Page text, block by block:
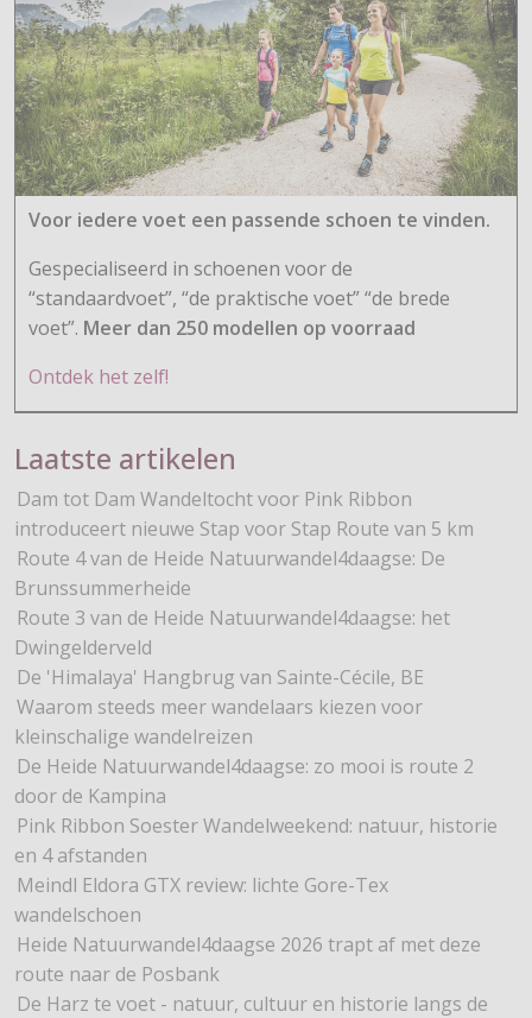
Voor iedere voet een passende schoen te vinden.
Gespecialiseerd in schoenen voor de
“standaardvoet”, “de praktische voet” “de brede
voet”. Meer dan 250 modellen op voorraad
Ontdek het zelf!
Laatste artikelen
Dam tot Dam Wandeltocht voor Pink Ribbon
introduceert nieuwe Stap voor Stap Route van 5 km
Route 4 van de Heide Natuurwandel4daagse: De
Brunssummerheide
Route 3 van de Heide Natuurwandel4daagse: het
Dwingelderveld
De 'Himalaya' Hangbrug van Sainte-Cécile, BE
Waarom steeds meer wandelaars kiezen voor
kleinschalige wandelreizen
De Heide Natuurwandel4daagse: zo mooi is route 2
door de Kampina
Pink Ribbon Soester Wandelweekend: natuur, historie
en 4 afstanden
Meindl Eldora GTX review: lichte Gore-Tex
wandelschoen
Heide Natuurwandel4daagse 2026 trapt af met deze
route naar de Posbank
De Harz te voet - natuur, cultuur en historie langs de